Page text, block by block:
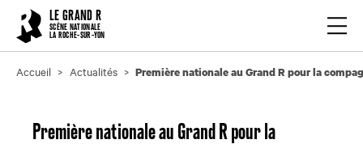
LE GRAND R
SCÈNE NATIONALE
LA ROCHE-SUR-YON
Accueil Actualités Première nationale au Grand R pour la
Première nationale au Grand R pour la
Cookies management panel